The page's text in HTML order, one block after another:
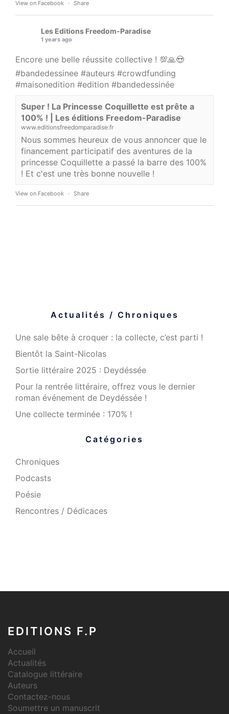
View on Facebook · Share
Les Editions Freedom-Paradise
1 years ago
Encore une belle réussite collective ! 💯🙏😍
#bandedessinee #auteurs #crowdfunding
#maisonedition #edition #bandedessinée
Super ! La Princesse Coquillette est prête a
100% ! | Les éditions Freedom-Paradise
www.editionsfreedomparadise.fr
Nous sommes heureux de vous annoncer que le
financement participatif des aventures de la
princesse Coquillette a passé la barre des 100%
! Et c'est une très bonne nouvelle !
View on Facebook · Share
Actualités / Chroniques
Une sale bête à croquer : la collecte, c’est parti !
Bientôt la Saint-Nicolas
Sortie littéraire 2025 : Deydéssée
Pour la rentrée littéraire, offrez vous le dernier
roman événement de Deydéssée !
Une collecte terminée : 170% !
Catégories
Chroniques
Podcasts
Poésie
Rencontres / Dédicaces
EDITIONS F.P
Accueil
Actualités
Catalogue littéraire
Auteurs
Contactez-nous
Soumettre un manuscrit